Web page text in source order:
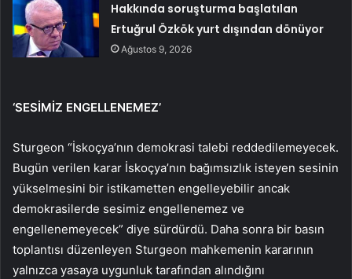
Hakkında soruşturma başlatılan
Ertuğrul Özkök yurt dışından dönüyor
Ağustos 9, 2026
‘SESİMİZ ENGELLENEMEZ’
Sturgeon “İskoçya’nın demokrasi talebi reddedilemeyecek.
Bugün verilen karar İskoçya’nın bağımsızlık isteyen sesinin
yükselmesini bir istikametten engelleyebilir ancak
demokrasilerde sesimiz engellenemez ve
engellenemeyecek” diye sürdürdü. Daha sonra bir basın
toplantısı düzenleyen Sturgeon mahkemenin kararının
yalnızca yasaya uygunluk tarafından alındığını